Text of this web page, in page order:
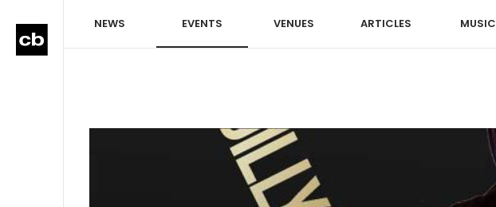
NEWS EVENTS VENUES ARTICLES MUSIC